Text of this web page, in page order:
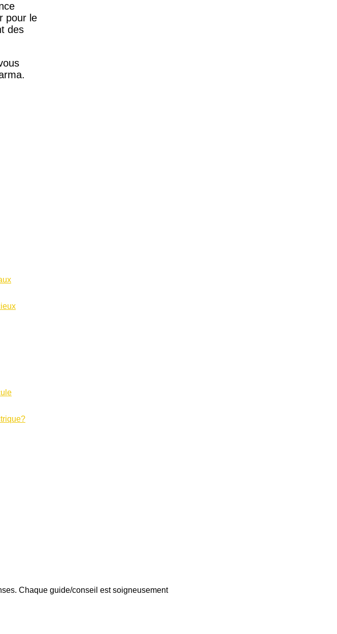
pour le
des
Chaque guide/conseil est soigneusement